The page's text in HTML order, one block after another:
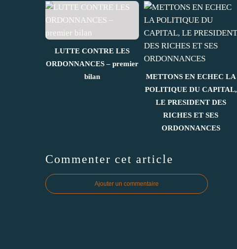
LUTTE CONTRE LES
ORDONNANCES – premier
bilan
METTONS EN ECHEC LA
POLITIQUE DU CAPITAL,
LE PRESIDENT DES
RICHES ET SES
ORDONNANCES
Commenter cet article
Ajouter un commentaire